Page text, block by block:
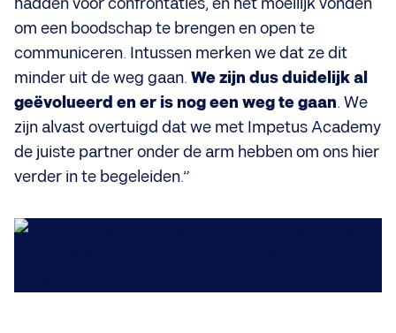
hadden voor confrontaties, en het moeilijk vonden
om een boodschap te brengen en open te
communiceren. Intussen merken we dat ze dit
minder uit de weg gaan. We zijn dus duidelijk al
geëvolueerd en er is nog een weg te gaan. We
zijn alvast overtuigd dat we met Impetus Academy
de juiste partner onder de arm hebben om ons hier
verder in te begeleiden.”